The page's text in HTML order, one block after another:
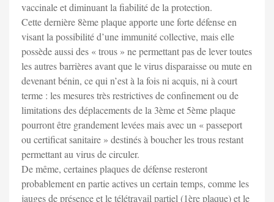
vaccinale et diminuant la fiabilité de la protection.
Cette dernière 8ème plaque apporte une forte défense en
visant la possibilité d’une immunité collective, mais elle
possède aussi des « trous » ne permettant pas de lever toutes
les autres barrières avant que le virus disparaisse ou mute en
devenant bénin, ce qui n’est à la fois ni acquis, ni à court
terme : les mesures très restrictives de confinement ou de
limitations des déplacements de la 3ème et 5ème plaque
pourront être grandement levées mais avec un « passeport
ou certificat sanitaire » destinés à boucher les trous restant
permettant au virus de circuler.
De même, certaines plaques de défense resteront
probablement en partie actives un certain temps, comme les
jauges de présence et le télétravail partiel (1ère plaque) et le